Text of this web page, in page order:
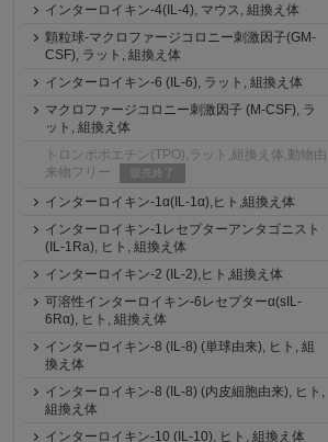
インターロイキン-4(IL-4), マウス, 組換え体
顆粒球-マクロファージコロニー刺激因子(GM-
CSF), ラット, 組換え体
インターロイキン-6 (IL-6), ラット, 組換え体
マクロファージコロニー刺激因子 (M-CSF), ラ
ット, 組換え体
トロンボポエチン(TPO),ラット,組換え体,動物由
来物フリー
販売終了
インターロイキン-1α(IL-1α),ヒト,組換え体
インターロイキン-1レセプターアンタゴニスト
(IL-1Ra), ヒト, 組換え体
インターロイキン-2 (IL-2),ヒト,組換え体
可溶性インターロイキン-6レセプターα(sIL-
6Rα), ヒト, 組換え体
インターロイキン-8 (IL-8) (単球由来), ヒト, 組
換え体
インターロイキン-8 (IL-8) (内皮細胞由来), ヒト,
組換え体
インターロイキン-10 (IL-10), ヒト, 組換え体